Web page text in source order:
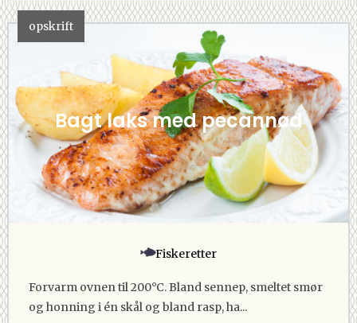
opskrift
Bagt laks med pecannød
Fiskeretter
Forvarm ovnen til 200°C. Bland sennep, smeltet smør
og honning i én skål og bland rasp, ha...